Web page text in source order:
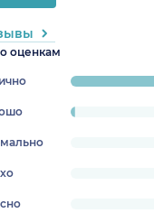
оценкам
progress: